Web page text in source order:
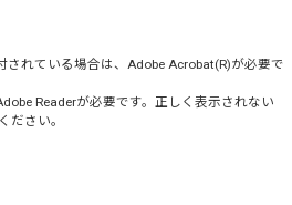
れている場合は、 Adobe Acrobat(R)が必要で
Readerが必要です。正しく表示されない
ださい。